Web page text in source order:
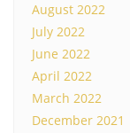
August 2022
July 2022
June 2022
April 2022
March 2022
December 2021